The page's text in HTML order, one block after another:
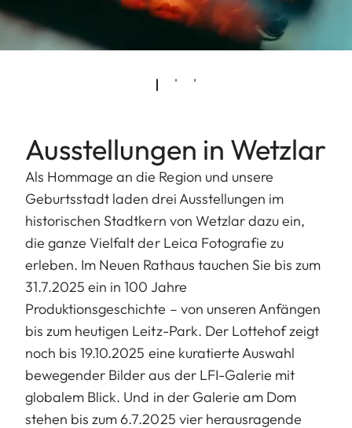
Ausstellungen in Wetzlar
Als Hommage an die Region und unsere
Geburtsstadt laden drei Ausstellungen im
historischen Stadtkern von Wetzlar dazu ein,
die ganze Vielfalt der Leica Fotografie zu
erleben. Im Neuen Rathaus tauchen Sie bis zum
31.7.2025 ein in 100 Jahre
Produktionsgeschichte – von unseren Anfängen
bis zum heutigen Leitz-Park. Der Lottehof zeigt
noch bis 19.10.2025 eine kuratierte Auswahl
bewegender Bilder aus der LFI-Galerie mit
globalem Blick. Und in der Galerie am Dom
stehen bis zum 6.7.2025 vier herausragende